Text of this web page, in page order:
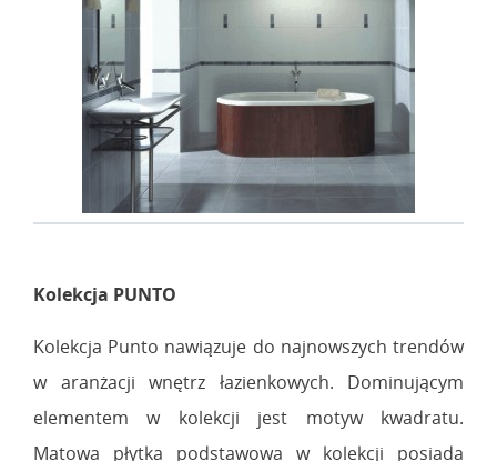
Kolekcja PUNTO
Kolekcja Punto nawiązuje do najnowszych trendów
w aranżacji wnętrz łazienkowych. Dominującym
elementem w kolekcji jest motyw kwadratu.
Matowa płytka podstawowa w kolekcji posiada